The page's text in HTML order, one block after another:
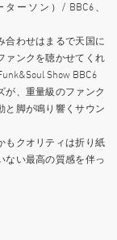
ーソン）/ BBC6、
合わせはまるで天国に
ァンクを聴かせてくれ
Show BBC6
が、重量級のファンク
と脚が鳴り響くサウン
もクオリティは折り紙
ない最高の質感を伴っ